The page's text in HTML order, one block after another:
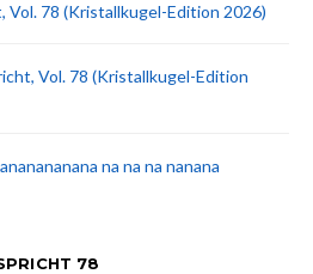
Vol. 78 (Kristallkugel-Edition 2026)
Vol. 78 (Kristallkugel-Edition
na na na nanana
78